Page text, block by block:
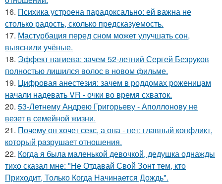
16. Психика устроена парадоксально: ей важна не
столько радость, сколько предсказуемость.
17. Мастурбация перед сном может улучшать сон,
выяснили учёные.
18. Эффект нагиева: зачем 52-летний Сергей Безруков
полностью лишился волос в новом фильме.
19. Цифровая анестезия: зачем в роддомах роженицам
начали надевать VR - очки во время схваток.
20. 53-Летнему Андрею Григорьеву - Аполлонову не
везет в семейной жизни.
21. Почему он хочет секс, а она - нет: главный конфликт,
который разрушает отношения.
22. Когда я была маленькой девочкой, дедушка однажды
тихо сказал мне: "Не Отдавай Свой Зонт тем, кто
Приходит, Только Когда Начинается Дождь".